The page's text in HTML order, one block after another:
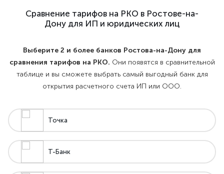
Сравнение тарифов на РКО в Ростове-на-
Дону для ИП и юридических лиц
Выберите 2 и более банков Ростова-на-Дону для
сравнения тарифов на РКО. Они появятся в сравнительной
таблице и вы сможете выбрать самый выгодный банк для
открытия расчетного счета ИП или ООО.
Точка
Т-Банк